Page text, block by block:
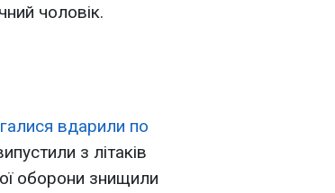
чоловік.
вдарили по
з літаків
оборони знищили